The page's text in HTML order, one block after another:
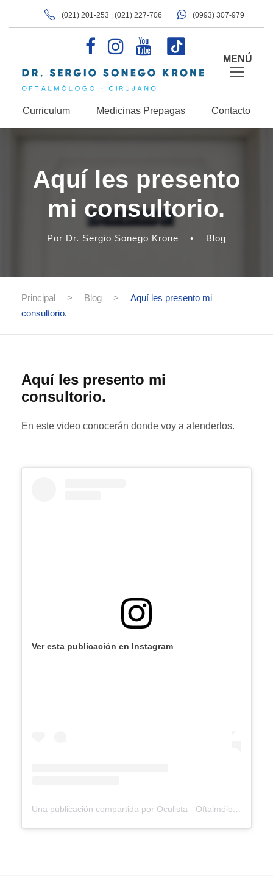
(021) 201-253 (021) 227-706 (0993) 307-979
MENÚ
Curriculum Medicinas Prepagas Contacto
Aquí les presento
mi consultorio.
Por Dr. Sergio Sonego Krone • Blog
Principal > Blog >
Aquí les presento mi
consultorio.
Aquí les presento mi
consultorio.
En este video conocerán donde voy a atenderlos.
Ver esta publicación en Instagram
Una publicación compartida por Oculista - Oftalmólogo (@calidaddevista.py)